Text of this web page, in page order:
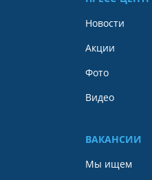
Новости
Акции
Фото
Видео
ВАКАНСИИ
Мы ищем